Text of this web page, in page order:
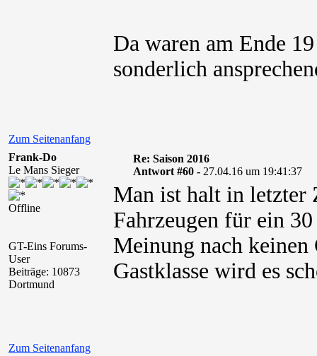
Da waren am Ende
sonderlich
Zum Seitenanfang
Frank-Do
Le Mans Sieger
Offline
GT-Eins Forums-
User
Beiträge: 10873
Dortmund
Re: Saison 2016
Antwort #60 - 27.04.16 um 19:41:37
Man ist halt in letzter
Fahrzeugen für ein
Meinung nach
Gastklasse wird es
Zum Seitenanfang